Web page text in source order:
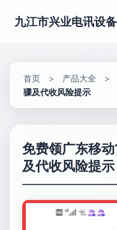
九江市兴业电讯设
首页 > 产品大全 >
骤及代收风险提示
免费领广东移
及代收风险提示